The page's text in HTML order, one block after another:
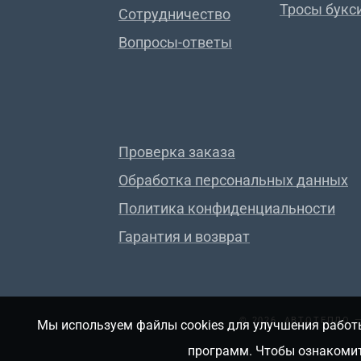
Сотрудничество
Вопросы-ответы
Тросы
Проверка заказа
Обработка персональных данных
Политика конфиденциальности
Гарантия и возврат
© 2026, АВТОТЕПЛО
Мы используем файлы cookies для улучшения
программ. Чтобы